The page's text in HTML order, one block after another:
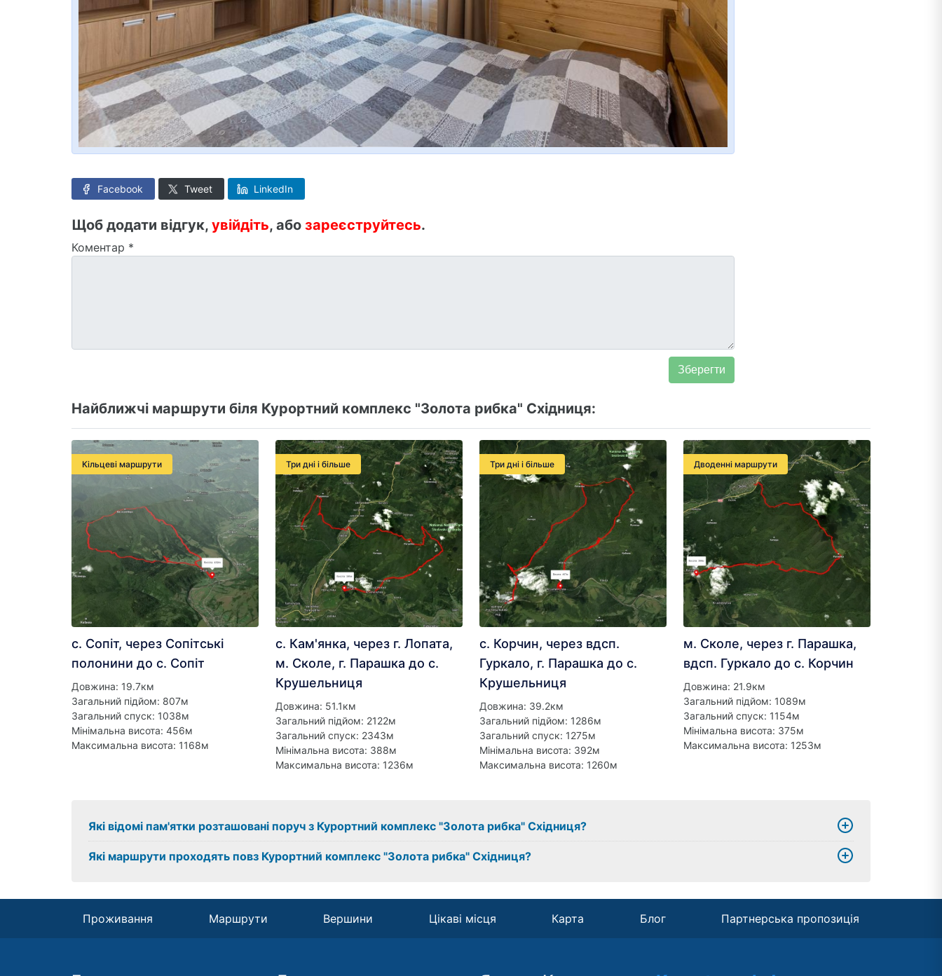
Facebook Tweet LinkedIn
Щоб додати відгук, увійдіть, або зареєструйтесь.
Коментар *
Найближчі маршрути біля Курортний комплекс "Золота рибка" Східниця:
Кільцеві маршрути
с. Сопіт, через Сопітські
полонини до с. Сопіт
Довжина: 19.7км
Загальний підйом: 807м
Загальний спуск: 1038м
Мінімальна висота: 456м
Максимальна висота: 1168м
Три дні і більше
с. Кам'янка, через г. Лопата,
м. Сколе, г. Парашка до с.
Крушельниця
Довжина: 51.1км
Загальний підйом: 2122м
Загальний спуск: 2343м
Мінімальна висота: 388м
Максимальна висота: 1236м
Три дні і більше
с. Корчин, через вдсп.
Гуркало, г. Парашка до с.
Крушельниця
Довжина: 39.2км
Загальний підйом: 1286м
Загальний спуск: 1275м
Мінімальна висота: 392м
Максимальна висота: 1260м
Дводенні маршрути
м. Сколе, через г. Парашка,
вдсп. Гуркало до с. Корчин
Довжина: 21.9км
Загальний підйом: 1089м
Загальний спуск: 1154м
Мінімальна висота: 375м
Максимальна висота: 1253м
Які відомі пам'ятки розташовані поруч з Курортний комплекс "Золота рибка" Східниця?
Які маршрути проходять повз Курортний комплекс "Золота рибка" Східниця?
Проживання Маршрути Вершини Цікаві місця Карта Блог Партнерська пропозиція